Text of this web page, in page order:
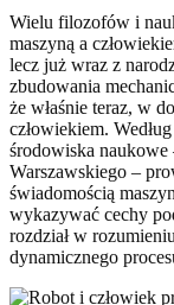
Wielu filozofów i
maszyną a
lecz już wraz z
zbudowania
że właśnie teraz, w
człowiekiem. Według
środowiska
Warszawskiego –
świadomością
wykazywać cechy
rozdział w
dynamicznego